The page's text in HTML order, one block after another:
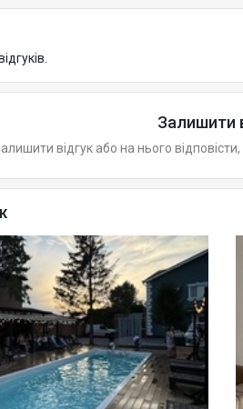
Залишити
відгук або на нього відповісти,